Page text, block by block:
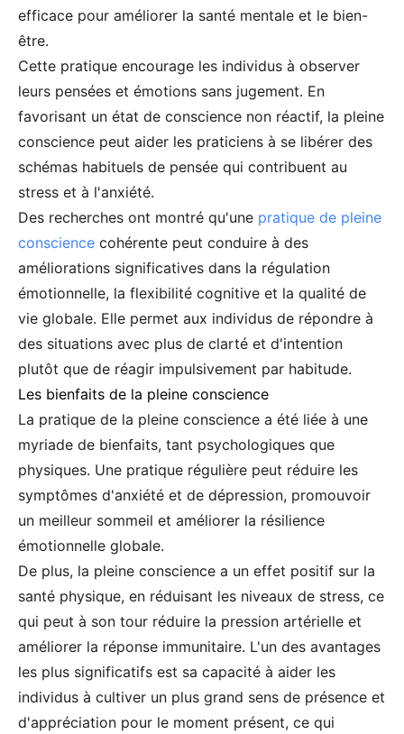
efficace pour améliorer la santé mentale et le bien-
être.
Cette pratique encourage les individus à observer
leurs pensées et émotions sans jugement. En
favorisant un état de conscience non réactif, la pleine
conscience peut aider les praticiens à se libérer des
schémas habituels de pensée qui contribuent au
stress et à l'anxiété.
Des recherches ont montré qu'une pratique de pleine
conscience cohérente peut conduire à des
améliorations significatives dans la régulation
émotionnelle, la flexibilité cognitive et la qualité de
vie globale. Elle permet aux individus de répondre à
des situations avec plus de clarté et d'intention
plutôt que de réagir impulsivement par habitude.
Les bienfaits de la pleine conscience
La pratique de la pleine conscience a été liée à une
myriade de bienfaits, tant psychologiques que
physiques. Une pratique régulière peut réduire les
symptômes d'anxiété et de dépression, promouvoir
un meilleur sommeil et améliorer la résilience
émotionnelle globale.
De plus, la pleine conscience a un effet positif sur la
santé physique, en réduisant les niveaux de stress, ce
qui peut à son tour réduire la pression artérielle et
améliorer la réponse immunitaire. L'un des avantages
les plus significatifs est sa capacité à aider les
individus à cultiver un plus grand sens de présence et
d'appréciation pour le moment présent, ce qui